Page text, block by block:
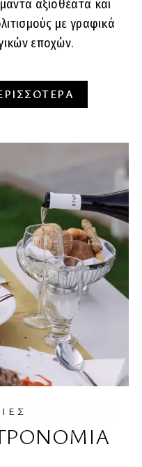
αξιοθέατα και
με γραφικά
εποχών.